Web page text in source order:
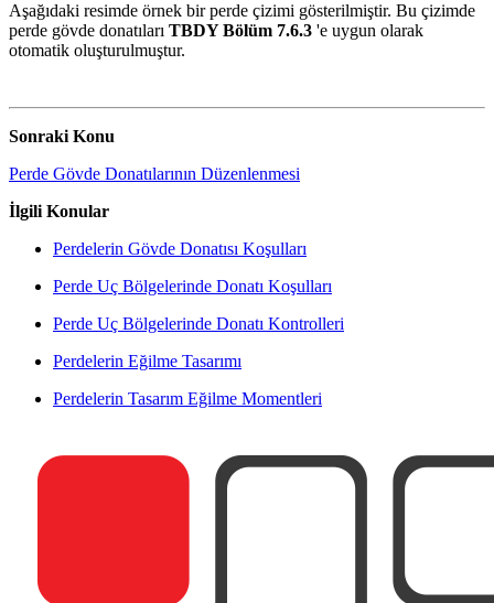
Aşağıdaki resimde örnek bir perde çizimi gösterilmiştir. Bu çizimde
perde gövde donatıları TBDY Bölüm 7.6.3 'e uygun olarak
otomatik oluşturulmuştur.
Sonraki Konu
Perde Gövde Donatılarının Düzenlenmesi
İlgili Konular
Perdelerin Gövde Donatısı Koşulları
Perde Uç Bölgelerinde Donatı Koşulları
Perde Uç Bölgelerinde Donatı Kontrolleri
Perdelerin Eğilme Tasarımı
Perdelerin Tasarım Eğilme Momentleri